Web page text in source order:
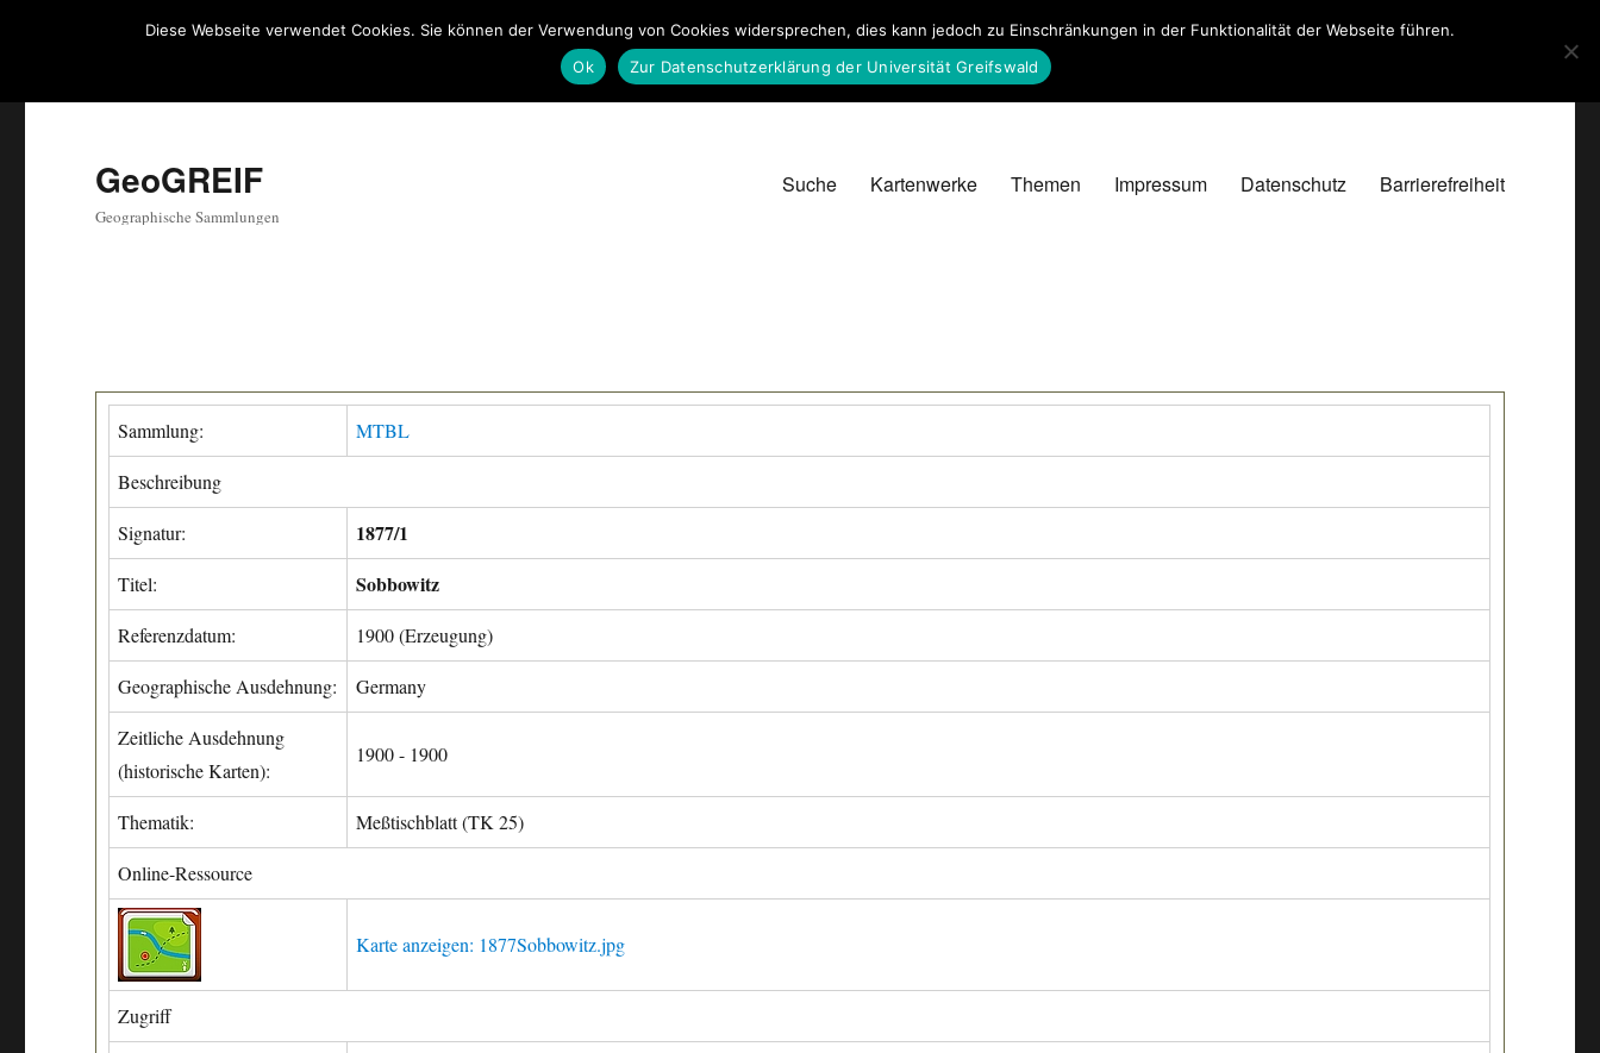
GeoGREIF
Geographische Sammlungen
Suche Kartenwerke Themen Impressum Datenschutz Barrierefreiheit
Sammlung: MTBL
Beschreibung
Signatur: 1877/1
Titel: Sobbowitz
Referenzdatum: 1900 (Erzeugung)
Geographische Ausdehnung: Germany
Zeitliche Ausdehnung
(historische Karten):
1900 - 1900
Thematik: Meßtischblatt (TK 25)
Online-Ressource
Karte anzeigen: 1877Sobbowitz.jpg
Zugriff
Diese Webseite verwendet Cookies. Sie können der Verwendung von Cookies widersprechen, dies kann jedoch zu Einschränkungen in der Funktionalität der Webseite führen.
Ok
Zur Datenschutzerklärung der Universität Greifswald